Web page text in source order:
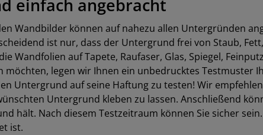
einfach angebracht
Wandbilder können auf nahezu allen Untergründen
ist nur, dass der Untergrund frei von Staub,
Wandfolien auf Tapete, Raufaser, Glas, Spiegel,
möchten, legen wir Ihnen ein unbedrucktes Testmuster
Untergrund auf seine Haftung zu testen! Wir
Untergrund kleben zu lassen. Anschließend
hält. Nach diesem Testzeitraum können Sie sicher
ist.